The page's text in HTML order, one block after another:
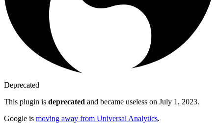
Deprecated
This plugin is deprecated and became useless on July 1, 2023.
Google is moving away from Universal Analytics.